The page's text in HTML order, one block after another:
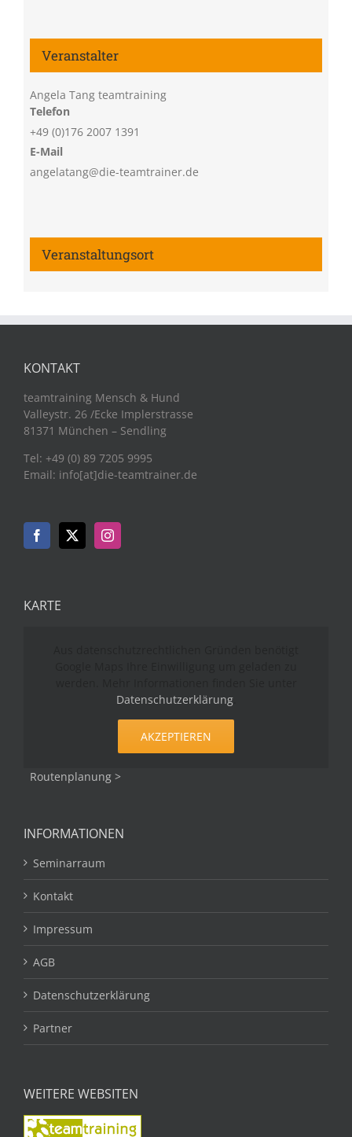
Veranstalter
Angela Tang teamtraining
Telefon
+49 (0)176 2007 1391
E-Mail
angelatang@die-teamtrainer.de
Veranstaltungsort
KONTAKT
teamtraining Mensch & Hund
Valleystr. 26 /Ecke Implerstrasse
81371 München – Sendling
Tel: +49 (0) 89 7205 9995
Email: info[at]die-teamtrainer.de
KARTE
Datenschutzerklärung.
AKZEPTIEREN
Routenplanung >
INFORMATIONEN
Seminarraum
Kontakt
Impressum
AGB
Datenschutzerklärung
Partner
WEITERE WEBSITEN